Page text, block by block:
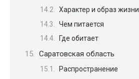
Характер и образ жизни
Чем питается
Где обитает
Саратовская область
Распространение